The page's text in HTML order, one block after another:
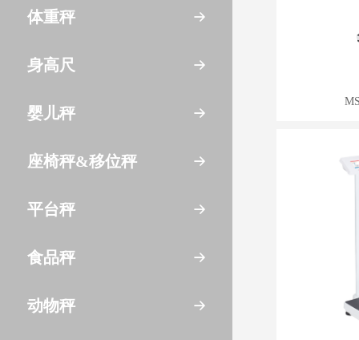
体重秤
身高尺
婴儿秤
座椅秤&移位秤
平台秤
食品秤
动物秤